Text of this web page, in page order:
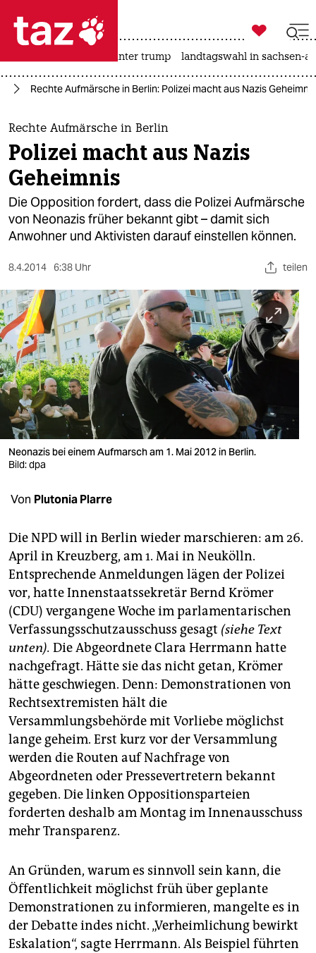
 taz zahl ich
taz zahl ich
themen
politik
öko
gesellschaft
sport
berlin
nord
wahrheit
verlag
verlag
veranstaltungen
shop
unterstützen
abo
genossenschaft
epaper login

taz zahl ich
usa unter trump landtagswahl in sachsen-
Rechte Aufmärsche in Berlin: Polizei macht aus Nazis Geheimnis
Rechte Aufmärsche in Berlin
Polizei macht aus Nazis
Geheimnis
Die Opposition fordert, dass die Polizei Aufmärsche
von Neonazis früher bekannt gibt – damit sich
Anwohner und Aktivisten darauf einstellen können.
8.4.2014 6:38 Uhr teilen
Neonazis bei einem Aufmarsch am 1. Mai 2012 in Berlin.
Bild: dpa
Von Plutonia Plarre
Die NPD will in Berlin wieder marschieren: am 26.
April in Kreuzberg, am 1. Mai in Neukölln.
Entsprechende Anmeldungen lägen der Polizei
vor, hatte Innenstaatssekretär Bernd Krömer
(CDU) vergangene Woche im parlamentarischen
Verfassungsschutzausschuss gesagt (siehe Text
unten). Die Abgeordnete Clara Herrmann hatte
nachgefragt. Hätte sie das nicht getan, Krömer
hätte geschwiegen. Denn: Demonstrationen von
Rechtsextremisten hält die
Versammlungsbehörde mit Vorliebe möglichst
lange geheim. Erst kurz vor der Versammlung
werden die Routen auf Nachfrage von
Abgeordneten oder Pressevertretern bekannt
gegeben. Die linken Oppositionsparteien
forderten deshalb am Montag im Innenausschuss
mehr Transparenz.
An Gründen, warum es sinnvoll sein kann, die
Öffentlichkeit möglichst früh über geplante
Demonstrationen zu informieren, mangelte es in
der Debatte indes nicht. „Verheimlichung bewirkt
Eskalation“, sagte Herrmann. Als Beispiel führten